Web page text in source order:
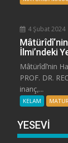
4 Şubat 2024
İlmi’ndeki
Mâtürîdî’nin
PROF. DR.
inanç,...
KELAM
YESEVİ